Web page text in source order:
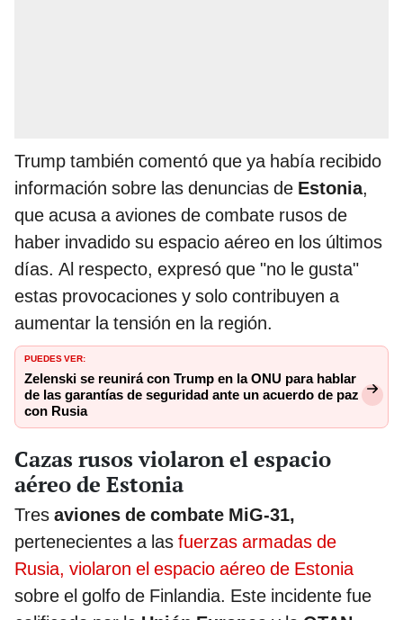
Trump también comentó que ya había recibido
información sobre las denuncias de Estonia,
que acusa a aviones de combate rusos de
haber invadido su espacio aéreo en los últimos
días. Al respecto, expresó que "no le gusta"
estas provocaciones y solo contribuyen a
aumentar la tensión en la región.
PUEDES VER:
Zelenski se reunirá con Trump en la ONU para hablar
de las garantías de seguridad ante un acuerdo de paz
con Rusia
Cazas rusos violaron el espacio
aéreo de Estonia
Tres aviones de combate MiG-31,
pertenecientes a las fuerzas armadas de
Rusia, violaron el espacio aéreo de Estonia
sobre el golfo de Finlandia. Este incidente fue